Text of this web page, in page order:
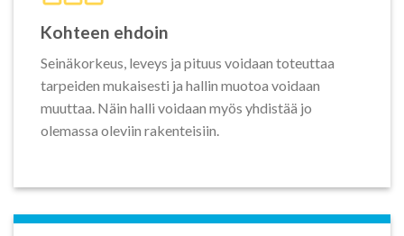
Kohteen ehdoin
Seinäkorkeus, leveys ja pituus voidaan toteuttaa
tarpeiden mukaisesti ja hallin muotoa voidaan
muuttaa. Näin halli voidaan myös yhdistää jo
olemassa oleviin rakenteisiin.